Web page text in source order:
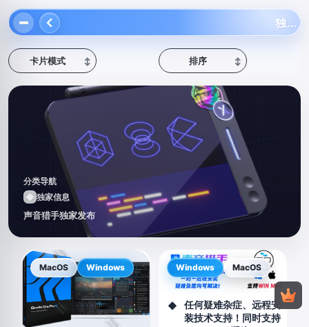
卡片模式 ↕ 排序 ↕
分类导航
◆ 独家信息
声音猎手独家发布
MacOS Windows
◆
任何疑难杂症、远程安
装技术支持！同时支持
Windows MacOS
独家信息